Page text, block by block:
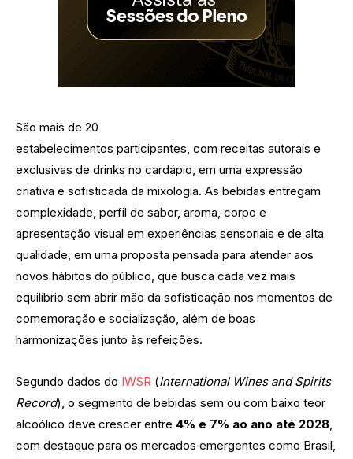
São mais de 20
estabelecimentos participantes, com receitas autorais e
exclusivas de drinks no cardápio, em uma expressão
criativa e sofisticada da mixologia. As bebidas entregam
complexidade, perfil de sabor, aroma, corpo e
apresentação visual em experiências sensoriais e de alta
qualidade, em uma proposta pensada para atender aos
novos hábitos do público, que busca cada vez mais
equilíbrio sem abrir mão da sofisticação nos momentos de
comemoração e socialização, além de boas
harmonizações junto às refeições.
Segundo dados do IWSR (International Wines and Spirits
Record), o segmento de bebidas sem ou com baixo teor
alcoólico deve crescer entre 4% e 7% ao ano até 2028,
com destaque para os mercados emergentes como Brasil,